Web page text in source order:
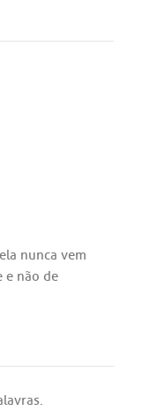
ela nunca vem
e não de
.